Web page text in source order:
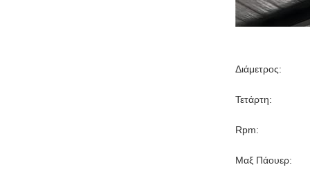
Διάμετρος:
Τετάρτη:
Rpm:
Μαξ Πάουερ: